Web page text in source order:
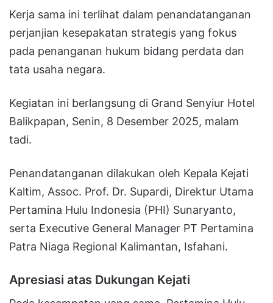
Kerja sama ini terlihat dalam penandatanganan
perjanjian kesepakatan strategis yang fokus
pada penanganan hukum bidang perdata dan
tata usaha negara.
Kegiatan ini berlangsung di Grand Senyiur Hotel
Balikpapan, Senin, 8 Desember 2025, malam
tadi.
Penandatanganan dilakukan oleh Kepala Kejati
Kaltim, Assoc. Prof. Dr. Supardi, Direktur Utama
Pertamina Hulu Indonesia (PHI) Sunaryanto,
serta Executive General Manager PT Pertamina
Patra Niaga Regional Kalimantan, Isfahani.
Apresiasi atas Dukungan Kejati